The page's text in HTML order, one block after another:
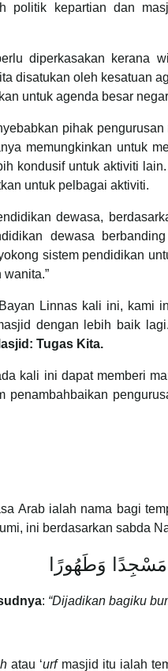
politik kepartian dan
diperkasakan kerana
disatukan oleh kesatuan
untuk agenda besar
pihak
memungkinkan untuk
kondusif untuk aktiviti
untuk pelbagai aktiviti.
dewasa,
dewasa
sistem pendidikan
wanita.”
Linnas kali ini, kami
dengan lebih baik
Tugas Kita.
kali ini dapat memberi
penambahbaikan
ini berdasarkan sabda
وَطَهُورًا
: “Dijadikan bagiku
atau ‘urfmasjid itu ialah